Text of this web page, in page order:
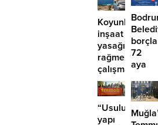
Koyunbaba’da
inşaat
yasağına
rağmen
çalışma
iddiası
72
aya
taksit
“Usuluk’taki
yapı